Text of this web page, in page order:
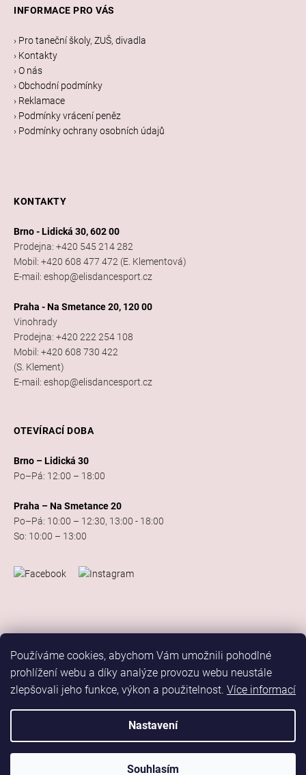
Používáme cookies, abychom Vám umožnili pohodlné
prohlížení webu a díky analýze provozu webu neustále
zlepšovali jeho funkce, výkon a použitelnost. Více informací
Nastavení
Souhlasím
INFORMACE PRO VÁS
› Pro taneční školy, ZUŠ, divadla
› Kontakty
› O nás
› Obchodní podmínky
› Reklamace
› Podmínky vrácení peněz
› Podmínky ochrany osobních údajů
KONTAKTY
Brno - Lidická 30, 602 00
Prodejna: +420 545 214 282
Mobil: +420 608 477 472 (E. Klementová)
E-mail: eshop@elisdancesport.cz
Praha - Na Smetance 20, 120 00
Vinohrady
Prodejna: +420 222 254 108
Mobil: +420 608 730 422
(S. Klement)
E-mail: eshop@elisdancesport.cz
OTEVÍRACÍ DOBA
Brno – Lidická 30
Po–Pá: 12:00 – 18:00
Praha – Na Smetance 20
Po–Pá: 10:00 – 12:30, 13:00 - 18:00
So: 10:00 – 13:00
Vytvořil Shoptet
Elis Dance Sport . Všechna práva vyhrazena.
Upravit nastavení cookiesMarketing